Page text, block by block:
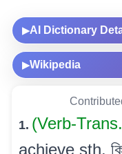
▶AI Dictionary
▶Wikipedia
1. (Verb-
achieve sth.